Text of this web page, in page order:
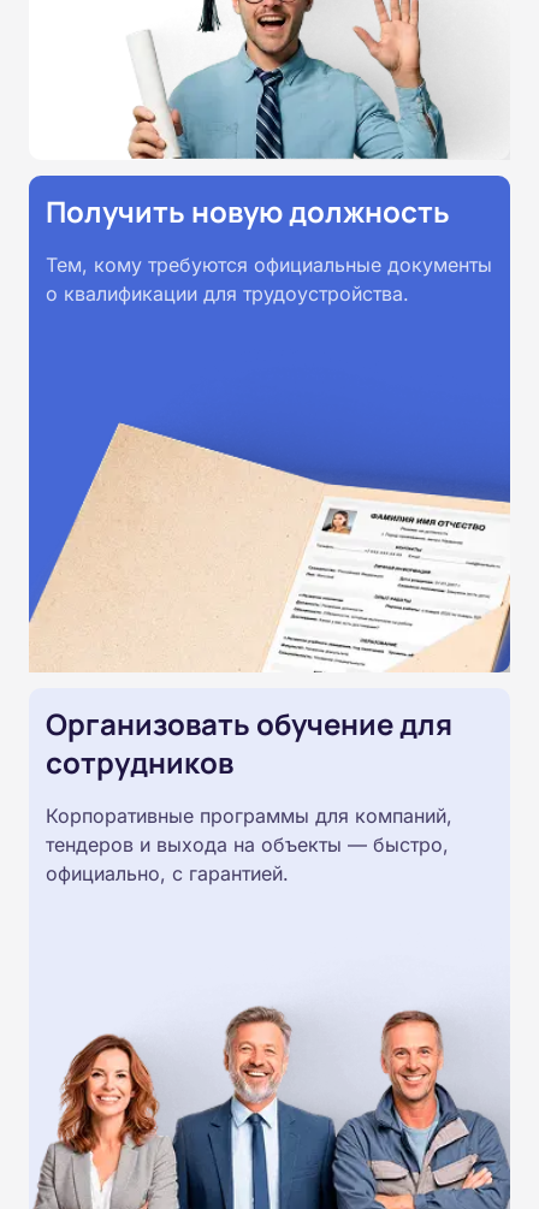
принимаются работодателями по
всей России.
Получить новую должность
Тем, кому требуются официальные документы
о квалификации для трудоустройства.
Организовать обучение для
сотрудников
Корпоративные программы для компаний,
тендеров и выхода на объекты — быстро,
официально, с гарантией.